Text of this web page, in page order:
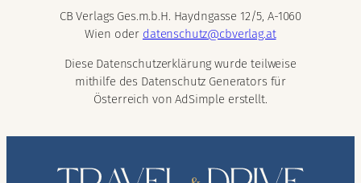
CB Verlags Ges.m.b.H. Haydngasse 12/5, A-1060
Wien oder datenschutz@cbverlag.at
Diese Datenschutzerklärung wurde teilweise
mithilfe des Datenschutz Generators für
Österreich von AdSimple erstellt.